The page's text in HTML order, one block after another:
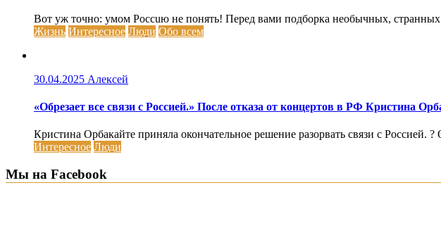
Вот уж точно: умом Россuю не понять! Перед вами подборка необычных,
Жизнь Интересное Люди Обо всем
30.04.2025 Алексей
«Обрезает все связи с Россией.» После отказа от концертов в РФ Кристина
Кристина Орбакайте приняла окончательное решение разорвать связи с Россией. ?
Интересное Люди
Мы на Facebook